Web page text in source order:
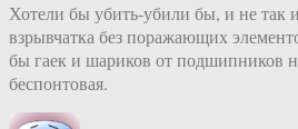
Хотели бы убить-убили бы, и не так
взрывчатка без поражающих
бы гаек и шариков от подшипников
беспонтовая.